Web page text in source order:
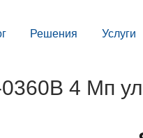
Решения Услуги
4 Мп